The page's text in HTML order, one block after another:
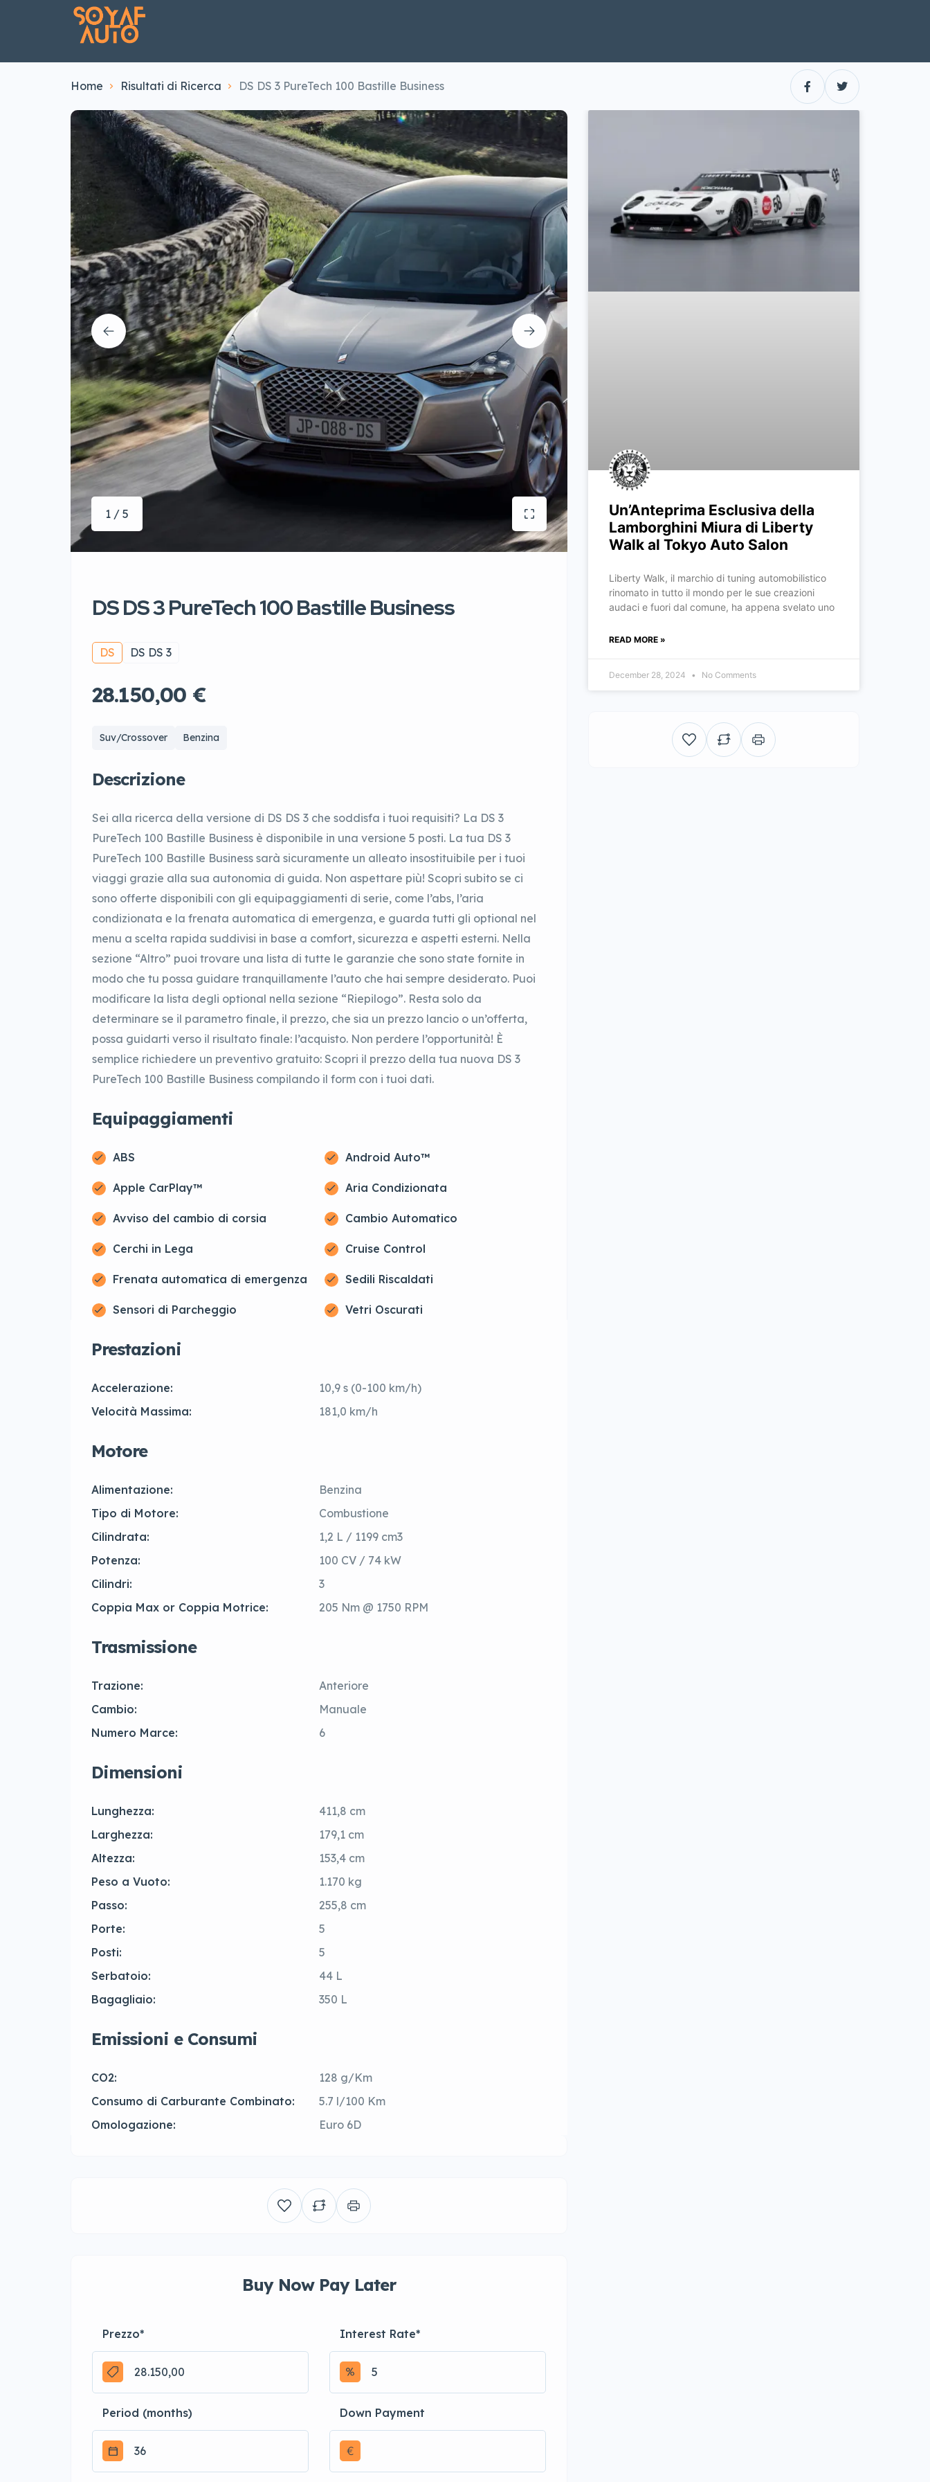
Home Risultati di Ricerca DS DS 3 PureTech 100 Bastille Business
1 / 5
DS DS 3 PureTech 100 Bastille Business
DS DS DS 3
28.150,00 €
Suv/Crossover Benzina
Descrizione
Sei alla ricerca della versione di DS DS 3 che soddisfa i tuoi requisiti? La DS 3
PureTech 100 Bastille Business è disponibile in una versione 5 posti. La tua DS 3
PureTech 100 Bastille Business sarà sicuramente un alleato insostituibile per i tuoi
viaggi grazie alla sua autonomia di guida. Non aspettare più! Scopri subito se ci
sono offerte disponibili con gli equipaggiamenti di serie, come l’abs, l’aria
condizionata e la frenata automatica di emergenza, e guarda tutti gli optional nel
menu a scelta rapida suddivisi in base a comfort, sicurezza e aspetti esterni. Nella
sezione “Altro” puoi trovare una lista di tutte le garanzie che sono state fornite in
modo che tu possa guidare tranquillamente l’auto che hai sempre desiderato. Puoi
modificare la lista degli optional nella sezione “Riepilogo”. Resta solo da
determinare se il parametro finale, il prezzo, che sia un prezzo lancio o un’offerta,
possa guidarti verso il risultato finale: l’acquisto. Non perdere l’opportunità! È
semplice richiedere un preventivo gratuito: Scopri il prezzo della tua nuova DS 3
PureTech 100 Bastille Business compilando il form con i tuoi dati.
Equipaggiamenti
ABS Android Auto™
Apple CarPlay™ Aria Condizionata
Avviso del cambio di corsia Cambio Automatico
Cerchi in Lega Cruise Control
Frenata automatica di emergenza Sedili Riscaldati
Sensori di Parcheggio Vetri Oscurati
Prestazioni
Accelerazione:
10,9 s (0-100 km/h)
Velocità Massima:
181,0 km/h
Motore
Alimentazione:
Benzina
Tipo di Motore:
Combustione
Cilindrata:
1,2 L / 1199 cm3
Potenza:
100 CV / 74 kW
Cilindri:
3
Coppia Max or Coppia Motrice:
205 Nm @ 1750 RPM
Trasmissione
Trazione:
Anteriore
Cambio:
Manuale
Numero Marce:
6
Dimensioni
Lunghezza:
411,8 cm
Larghezza:
179,1 cm
Altezza:
153,4 cm
Peso a Vuoto:
1.170 kg
Passo:
255,8 cm
Porte:
5
Posti:
5
Serbatoio:
44 L
Bagagliaio:
350 L
Emissioni e Consumi
CO2:
128 g/Km
Consumo di Carburante Combinato:
5.7 l/100 Km
Omologazione:
Euro 6D
Buy Now Pay Later
Prezzo* Interest Rate*
Period (months) Down Payment
€
Un’Anteprima Esclusiva della
Lamborghini Miura di Liberty
Walk al Tokyo Auto Salon
Liberty Walk, il marchio di tuning automobilistico
rinomato in tutto il mondo per le sue creazioni
audaci e fuori dal comune, ha appena svelato uno
READ MORE »
December 28, 2024 No Comments